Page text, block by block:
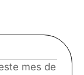
mes de